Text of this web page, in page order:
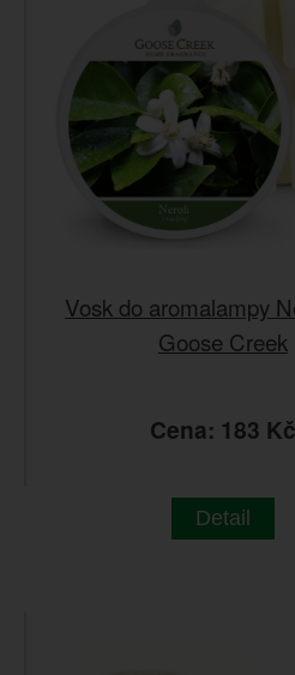
Vosk do aromalampy
Goose Creek
Cena: 183 Kč
Detail